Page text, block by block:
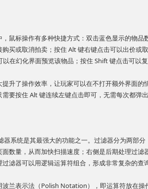
鼠标操作有多种快捷方式：双击蓝色显示的物
买或取消拍卖；按住 Alt 键右键点击可以出价或
以在幻化界面预览该物品；按住 Shift 键点击可以
升了操作效率，让玩家可以在不打开额外界面
要按住 Alt 键连续左键点击即可，无需每次都弹
器系统是其最强大的功能之一。过滤器分为两部
数量，从而加快扫描速度；右侧是后期处理过
滤器可以用逻辑运算符组合，形成非常复杂的查
波兰表示法（Polish Notation），即运算符放在操